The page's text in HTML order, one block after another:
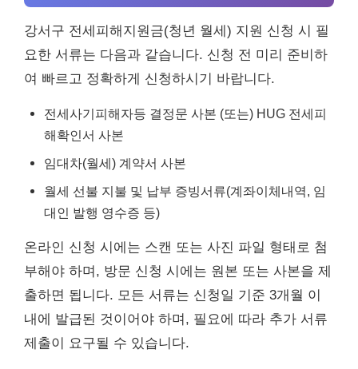
강서구 전세피해지원금(청년 월세) 지원 신청 시 필
요한 서류는 다음과 같습니다. 신청 전 미리 준비하
여 빠르고 정확하게 신청하시기 바랍니다.
전세사기피해자등 결정문 사본 (또는) HUG 전세피
해확인서 사본
임대차(월세) 계약서 사본
월세 선불 지불 및 납부 증빙서류(계좌이체내역, 임
대인 발행 영수증 등)
온라인 신청 시에는 스캔 또는 사진 파일 형태로 첨
부해야 하며, 방문 신청 시에는 원본 또는 사본을 제
출하면 됩니다. 모든 서류는 신청일 기준 3개월 이
내에 발급된 것이어야 하며, 필요에 따라 추가 서류
제출이 요구될 수 있습니다.